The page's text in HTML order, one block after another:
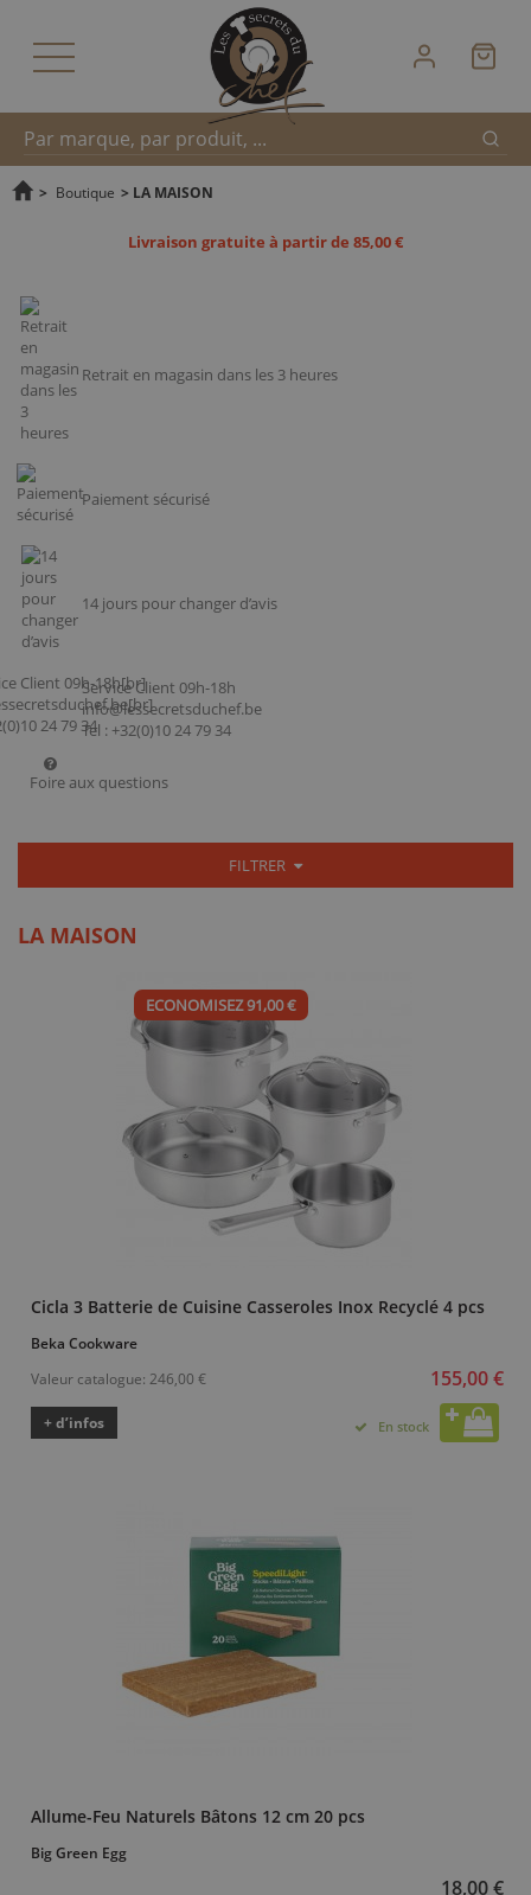
Recherche
> Boutique > LA MAISON
Livraison gratuite à partir de 85,00 €
Retrait en magasin dans les 3 heures
Paiement sécurisé
14 jours pour changer d’avis
Service Client 09h-18h
info@lessecretsduchef.be
Tel : +32(0)10 24 79 34
Foire aux questions
FILTRER
LA MAISON
ECONOMISEZ 91,00 €
Cicla 3 Batterie de Cuisine Casseroles Inox Recyclé 4 pcs
Beka Cookware
Valeur catalogue: 246,00 € 155,00 €
+ d’infos En stock
Allume-Feu Naturels Bâtons 12 cm 20 pcs
Big Green Egg
18,00 €